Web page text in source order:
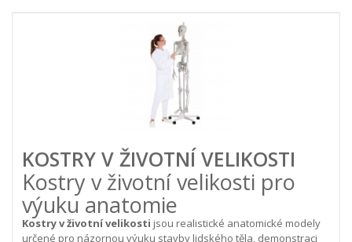
KOSTRY V ŽIVOTNÍ VELIKOSTI
Kostry v životní velikosti pro
výuku anatomie
Kostry v životní velikosti jsou realistické anatomické modely
určené pro názornou výuku stavby lidského těla, demonstraci